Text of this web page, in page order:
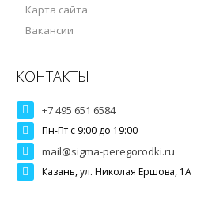
Карта сайта
Вакансии
КОНТАКТЫ
+7 495 651 6584
Пн-Пт c 9:00 до 19:00
mail@sigma-peregorodki.ru
Казань, ул. Николая Ершова, 1А